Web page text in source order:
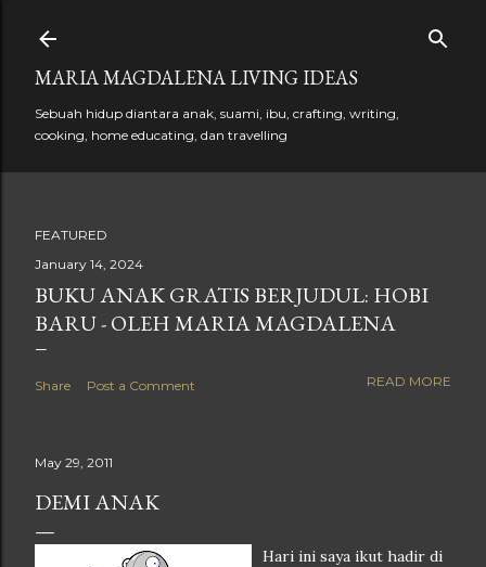
MARIA MAGDALENA LIVING IDEAS
Sebuah hidup diantara anak, suami, ibu, crafting, writing,
cooking, home educating, dan travelling
FEATURED
January 14, 2024
BUKU ANAK GRATIS BERJUDUL: HOBI
BARU - OLEH MARIA MAGDALENA
Share Post a Comment READ MORE
May 29, 2011
DEMI ANAK
Hari ini saya ikut hadir di